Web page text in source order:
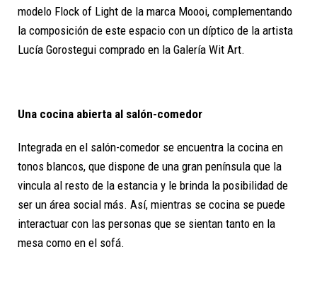
modelo Flock of Light de la marca Moooi, complementando
la composición de este espacio con un díptico de la artista
Lucía Gorostegui comprado en la Galería Wit Art.
Una cocina abierta al salón-comedor
Integrada en el salón-comedor se encuentra la cocina en
tonos blancos, que dispone de una gran península que la
vincula al resto de la estancia y le brinda la posibilidad de
ser un área social más. Así, mientras se cocina se puede
interactuar con las personas que se sientan tanto en la
mesa como en el sofá.